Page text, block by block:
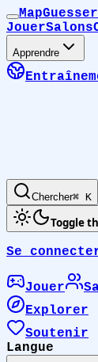
MapGuesser
JouerSalons
Apprendre
Chercher⌘ K
Toggle
Se
Jouer
Explorer
Soutenir
Langue